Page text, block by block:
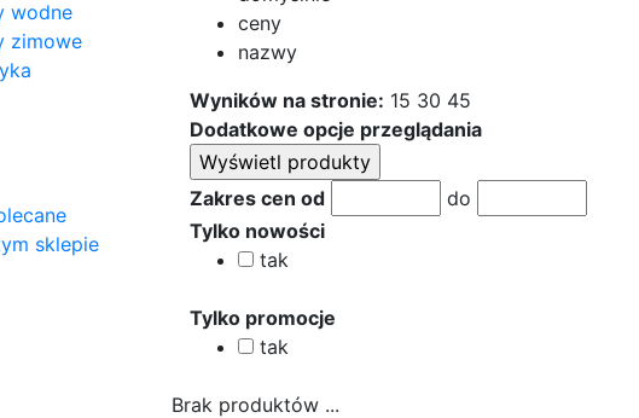
wodne
zimowe
sklepie
ceny
nazwy
Wyników na stronie: 15 30 45
Dodatkowe opcje przeglądania
Zakres cen od
do
Tylko nowości
tak
Tylko promocje
tak
Brak produktów ...